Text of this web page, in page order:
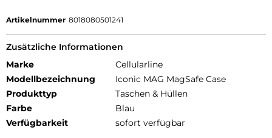
Artikelnummer 8018080501241
Zusätzliche Informationen
Marke
Cellularline
Modellbezeichnung
Iconic MAG MagSafe Case
Produkttyp
Taschen & Hüllen
Farbe
Blau
Verfügbarkeit
sofort verfügbar